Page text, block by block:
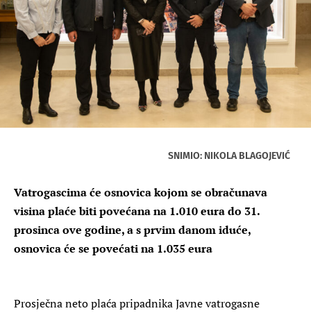
SNIMIO: NIKOLA BLAGOJEVIĆ
Vatrogascima će osnovica kojom se obračunava
visina plaće biti povećana na 1.010 eura do 31.
prosinca ove godine, a s prvim danom iduće,
osnovica će se povećati na 1.035 eura
Prosječna neto plaća pripadnika Javne vatrogasne